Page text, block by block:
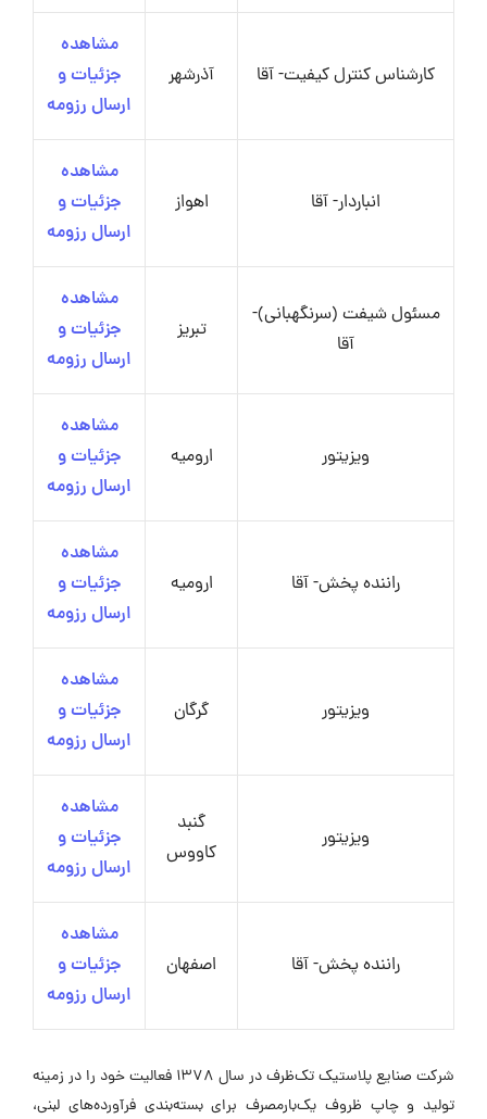
کارشناس کنترل کیفیت- آقا آذرشهر
مشاهده
جزئیات و
ارسال رزومه
انباردار- آقا اهواز
مشاهده
جزئیات و
ارسال رزومه
مسئول شیفت (سرنگهبانی)-
آقا
تبریز
مشاهده
جزئیات و
ارسال رزومه
ویزیتور ارومیه
مشاهده
جزئیات و
ارسال رزومه
راننده پخش- آقا ارومیه
مشاهده
جزئیات و
ارسال رزومه
ویزیتور گرگان
مشاهده
جزئیات و
ارسال رزومه
ویزیتور
گنبد
کاووس
مشاهده
جزئیات و
ارسال رزومه
راننده پخش- آقا اصفهان
مشاهده
جزئیات و
ارسال رزومه
شرکت صنایع پلاستیک تک‌ظرف در سال 1378 فعالیت خود را در زمینه
تولید و چاپ ظروف یک‌بارمصرف برای بسته‌بندی فرآورده‌های لبنی،